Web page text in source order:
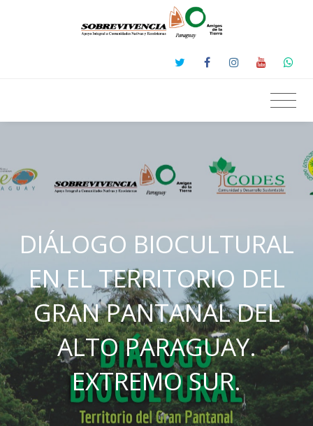
DIÁLOGO BIOCULTURAL
EN EL TERRITORIO DEL
GRAN PANTANAL DEL
ALTO PARAGUAY.
EXTREMO SUR.